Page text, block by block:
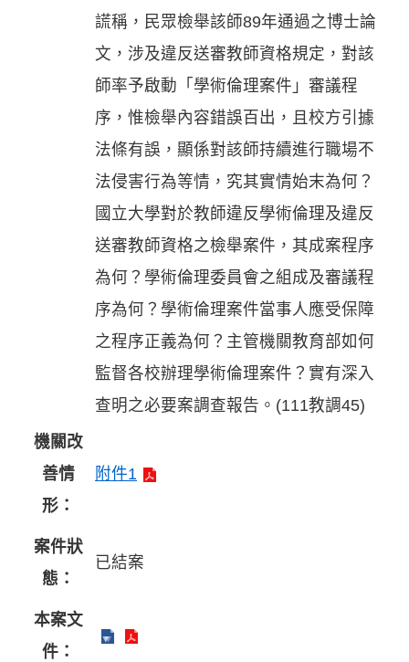
謊稱，民眾檢舉該師89年通過之博士論
文，涉及違反送審教師資格規定，對該
師率予啟動「學術倫理案件」審議程
序，惟檢舉內容錯誤百出，且校方引據
法條有誤，顯係對該師持續進行職場不
法侵害行為等情，究其實情始末為何？
國立大學對於教師違反學術倫理及違反
送審教師資格之檢舉案件，其成案程序
為何？學術倫理委員會之組成及審議程
序為何？學術倫理案件當事人應受保障
之程序正義為何？主管機關教育部如何
監督各校辦理學術倫理案件？實有深入
查明之必要案調查報告。(111教調45)
機關改
善情
形：
附件1
案件狀
態：
已結案
本案文
件：